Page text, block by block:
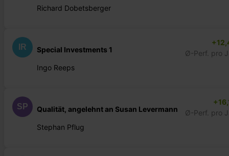
Richard Dobetsberger
IR Special Investments 1
Ingo Reeps
Ø-Perf. pro
SP Qualität, angelehnt an Susan Levermann
Stephan Pflug
Ø-Perf. pro